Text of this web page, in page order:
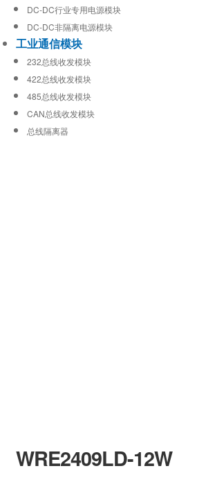
WRE2409LD-12W
DC-DC行业专用电源模块
DC-DC非隔离电源模块
工业通信模块
232总线收发模块
422总线收发模块
485总线收发模块
CAN总线收发模块
总线隔离器